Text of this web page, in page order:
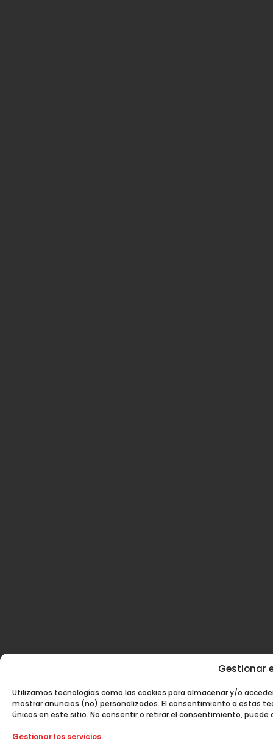
Gestionar
Utilizamos tecnologías como las cookies para almacenar y/o
mostrar anuncios (no) personalizados. El consentimiento a estas
únicos en este sitio. No consentir o retirar el consentimiento,
Gestionar los servicios